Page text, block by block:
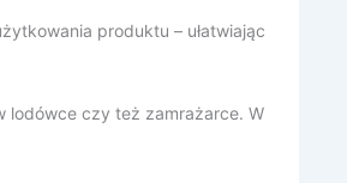
produktu – ułatwiając
lodówce czy też zamrażarce. W